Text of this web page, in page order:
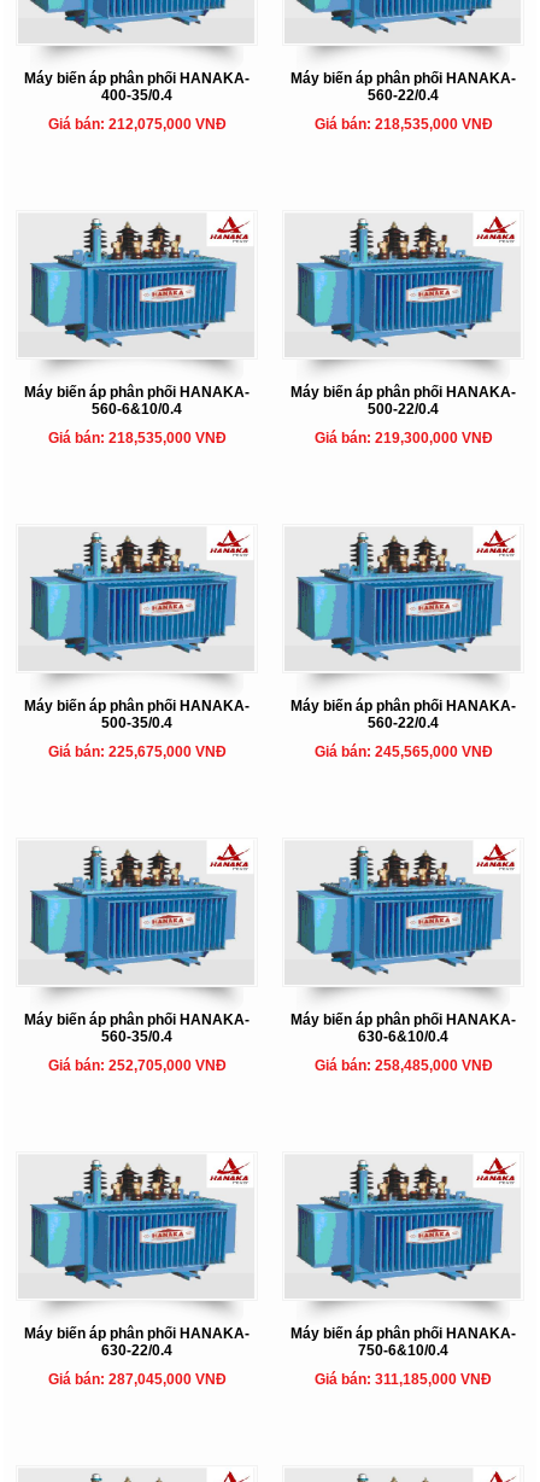
Máy biến áp phân phối HANAKA-
400-35/0.4
Giá bán: 212,075,000 VNĐ
Máy biến áp phân phối HANAKA-
560-22/0.4
Giá bán: 218,535,000 VNĐ
Máy biến áp phân phối HANAKA-
560-6&10/0.4
Giá bán: 218,535,000 VNĐ
Máy biến áp phân phối HANAKA-
500-22/0.4
Giá bán: 219,300,000 VNĐ
Máy biến áp phân phối HANAKA-
500-35/0.4
Giá bán: 225,675,000 VNĐ
Máy biến áp phân phối HANAKA-
560-22/0.4
Giá bán: 245,565,000 VNĐ
Máy biến áp phân phối HANAKA-
560-35/0.4
Giá bán: 252,705,000 VNĐ
Máy biến áp phân phối HANAKA-
630-6&10/0.4
Giá bán: 258,485,000 VNĐ
Máy biến áp phân phối HANAKA-
630-22/0.4
Giá bán: 287,045,000 VNĐ
Máy biến áp phân phối HANAKA-
750-6&10/0.4
Giá bán: 311,185,000 VNĐ